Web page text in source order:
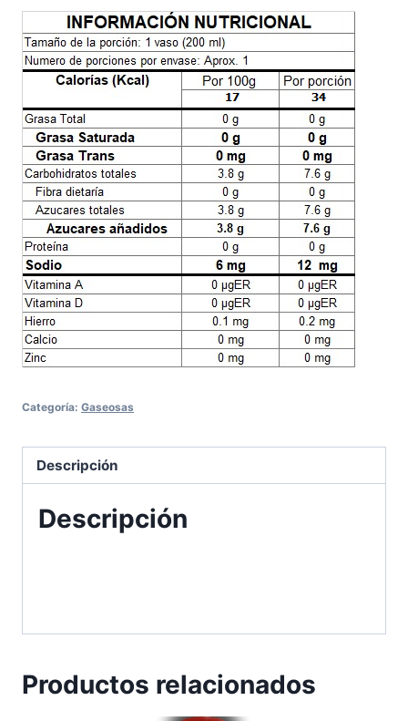
Categoría: Gaseosas
Descripción
Descripción
Productos relacionados